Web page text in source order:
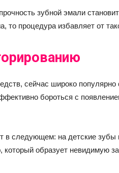
зубной эмали
то процедура избавляет от
сейчас широко
бороться с
в следующем: на детские зубы
который образует невидимую